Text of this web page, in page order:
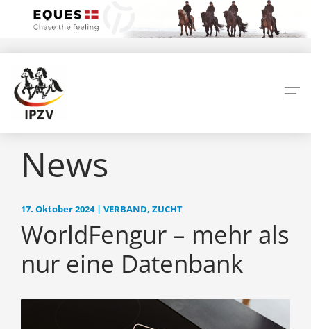
News
17. Oktober 2024 | VERBAND, ZUCHT
WorldFengur – mehr als
nur eine Datenbank